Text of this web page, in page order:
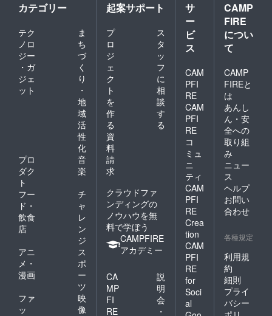
カテゴリー
テク
ノロ
ジー
・ガ
ジェ
ット
ま
ち
づ
く
り
・
地
域
活
性
化
プロ
ダク
ト
音
楽
フー
ド・
飲食
店
チ
ャ
レ
ン
ジ
アニ
メ・
漫画
ス
ポ
ー
ツ
ファ
ッ
映
像
起案サポート
プ
ロ
ジ
ェ
ク
ト
を
作
る
ス
タ
ッ
フ
に
相
談
す
る
資
料
請
求
クラウドファ
ンディングの
ノウハウを無
料で学ぼう
CAMPFIRE
アカデミー
CA
MP
FI
RE
説
明
会
・
サ
ー
ビ
ス
CAM
PFI
RE
CAM
PFI
RE
コ
ミュ
ニ
ティ
CAM
PFI
RE
Crea
tion
CAM
PFI
RE
for
Soci
al
CAMP
FIRE
につい
て
CAMP
FIREと
は
あんし
ん・安
全への
取り組
み
ニュー
ス
ヘルプ
お問い
合わせ
各種規定
利用規
約
細則
プライ
バシー